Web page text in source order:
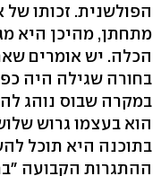
הפולשנית. זכותו
מתחתן, מהיכן היא
הכלה. יש אומרים
בחורה שגילה היה
במקרה שבוס נוהג
הוא בעצמו גרוש
בתוכנה היא תוכל
ההתגרות הקבועה